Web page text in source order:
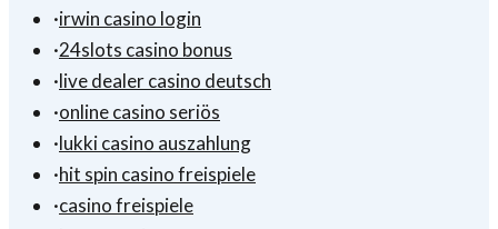
·irwin casino login
·24slots casino bonus
·live dealer casino deutsch
·online casino seriös
·lukki casino auszahlung
·hit spin casino freispiele
·casino freispiele